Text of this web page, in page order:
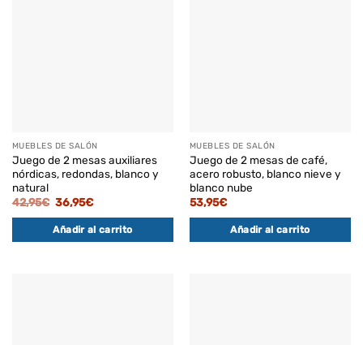
MUEBLES DE SALÓN
Juego de 2 mesas auxiliares
nórdicas, redondas, blanco y
natural
42,95€ El
original
era:
42,95€.
36,95€El
actual
es:
36,95€.
Añadir al carrito
MUEBLES DE SALÓN
Juego de 2 mesas de café,
acero robusto, blanco nieve y
blanco nube
53,95€
Añadir al carrito